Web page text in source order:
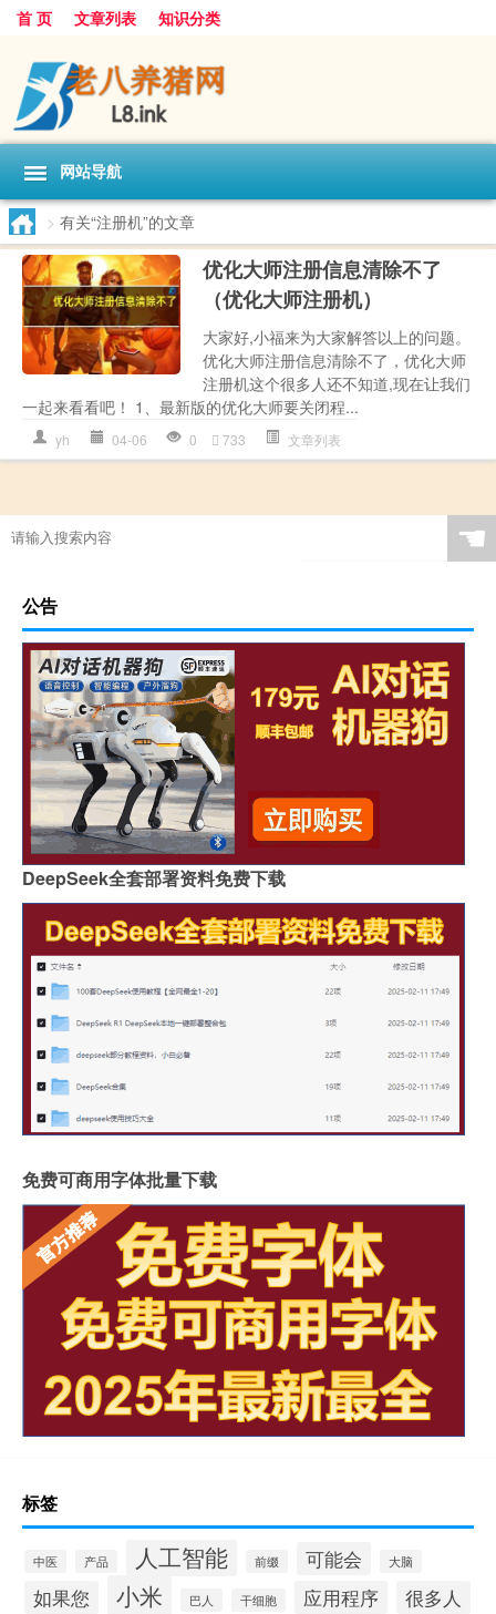
首 页 文章列表 知识分类
网站导航
> 有关“注册机”的文章
优化大师注册信息清除不了
（优化大师注册机）
大家好,小福来为大家解答以上的问题。
优化大师注册信息清除不了，优化大师
注册机这个很多人还不知道,现在让我们
一起来看看吧！ 1、最新版的优化大师要关闭程...
yh 04-06 0 733 文章列表
☚
公告
DeepSeek全套部署资料免费下载
免费可商用字体批量下载
标签
中医 产品 人工智能 前缀 可能会 大脑
如果您 小米 巴人 干细胞 应用程序
很多人